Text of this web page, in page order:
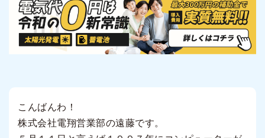
こんばんわ！
株式会社電翔営業部の遠藤です。